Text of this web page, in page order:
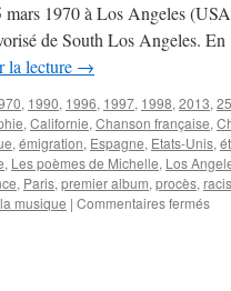
1970 à Los Angeles
de South Los Angeles.
la lecture →
, 1990, 1996, 1997, 1998, 2013,
, Californie, Chanson française,
, émigration, Espagne, Etats-Unis,
, Les poèmes de Michelle, Los
, Paris, premier album, procès,
musique | Commentaires ferméssur